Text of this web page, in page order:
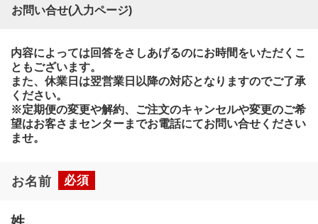
お問い合せ(入力ページ)
内容によっては回答をさしあげるのにお時間をいただくこ
ともございます。
また、休業日は翌営業日以降の対応となりますのでご了承
ください。
※定期便の変更や解約、ご注文のキャンセルや変更のご希
望はお客さまセンターまでお電話にてお問い合せください
ませ。
お名前 必須